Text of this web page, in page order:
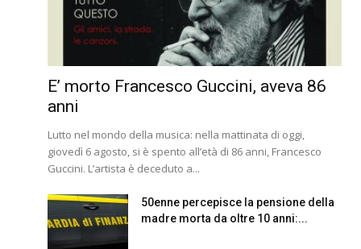
E’ morto Francesco Guccini, aveva 86
anni
Lutto nel mondo della musica: nella mattinata di oggi,
giovedì 6 agosto, si è spento all’età di 86 anni, Francesco
Guccini. L’artista è deceduto a...
50enne percepisce la pensione della
madre morta da oltre 10 anni:...